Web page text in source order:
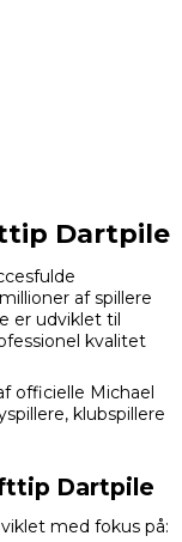
Dartpile
af spillere
er udviklet til
kvalitet
officielle Michael
klubspillere
Dartpile
med fokus på: